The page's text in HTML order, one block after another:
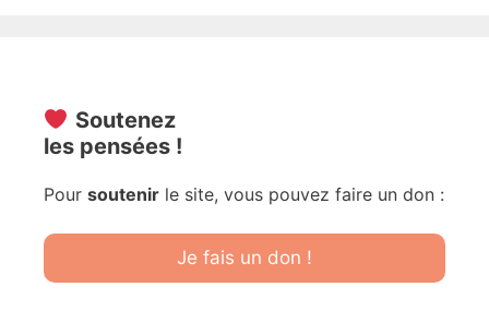
Soutenez
les pensées !
Pour soutenir le site, vous pouvez faire un don :
Je fais un don !